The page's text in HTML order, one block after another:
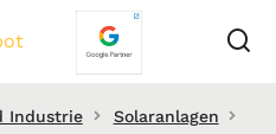
Industrie
Solaranlagen